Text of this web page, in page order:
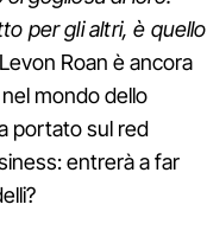
per gli altri, è quello
Roan è ancora
mondo dello
portato sul red
entrerà a far